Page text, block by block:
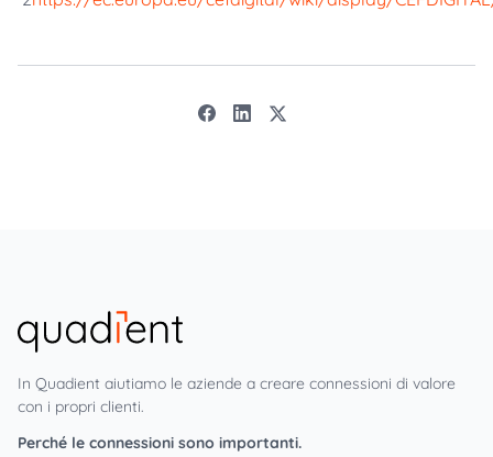
In Quadient aiutiamo le aziende a creare connessioni di valore
con i propri clienti.
Perché le connessioni sono importanti.